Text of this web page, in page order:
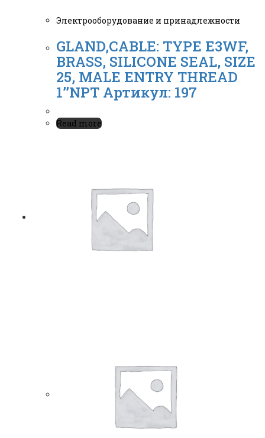
Электрооборудование и принадлежности
GLAND,CABLE: TYPE E3WF,
BRASS, SILICONE SEAL, SIZE
25, MALE ENTRY THREAD
1’’NPT Артикул: 197
Read more